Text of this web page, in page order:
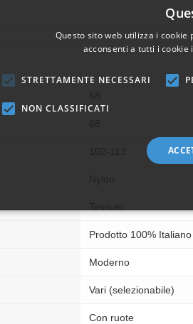
Prodotto 100% Italiano
Moderno
Vari (selezionabile)
Con ruote
Questo sito web utilizza i
acconsenti a tutti i
STRETTAMENTE NECESSARI
NON CLASSIFICATI